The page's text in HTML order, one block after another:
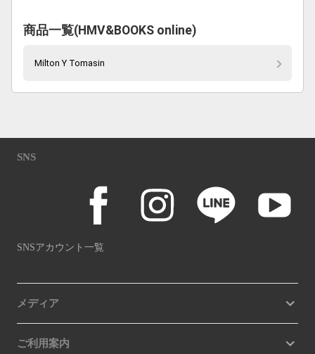
商品一覧(HMV&BOOKS online)
Milton Y Tomasin
SNS
SNSアカウント一覧
メディア
ご利用案内